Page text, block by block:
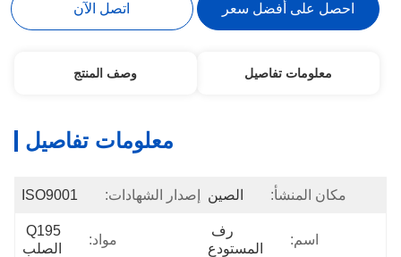
احصل على أفضل سعر اتصل الآن
معلومات تفاصيل وصف المنتج
معلومات تفاصيل
مكان المنشأ: الصين إصدار الشهادات: ISO9001
اسم:
رف
المستودع
مواد:
Q195
الصلب